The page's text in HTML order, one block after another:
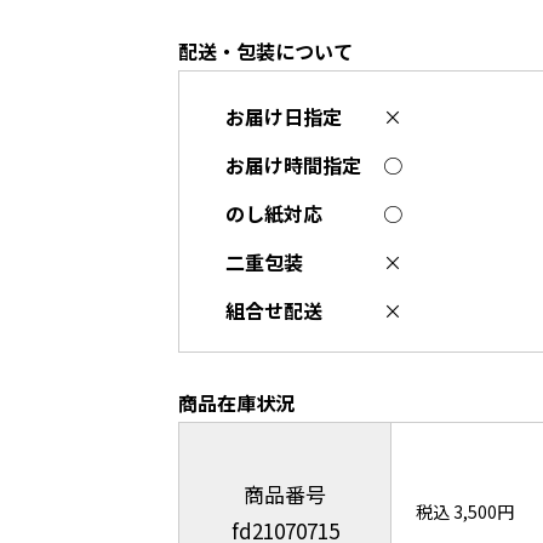
配送・包装について
お届け日指定
×
お届け時間指定
○
のし紙対応
○
二重包装
×
組合せ配送
×
商品在庫状況
商品番号
fd21070715
税込 3,500円